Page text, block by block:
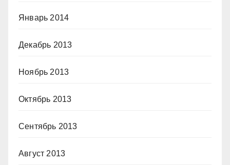
Январь 2014
Декабрь 2013
Ноябрь 2013
Октябрь 2013
Сентябрь 2013
Август 2013